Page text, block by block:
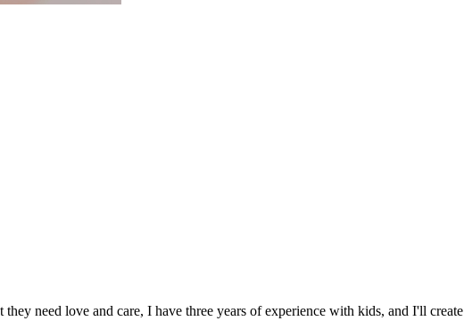
need love and care, I have three years of experience with kids, and I'll